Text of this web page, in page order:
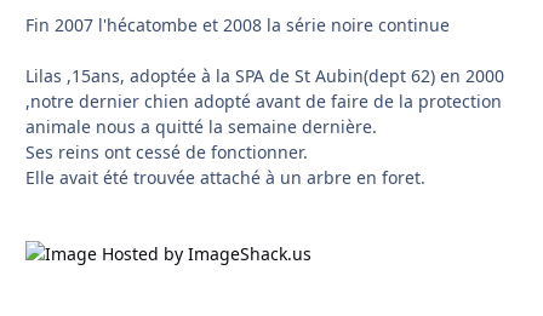
Fin 2007 l'hécatombe et 2008 la série noire continue
Lilas ,15ans, adoptée à la SPA de St Aubin(dept 62) en 2000
,notre dernier chien adopté avant de faire de la protection
animale nous a quitté la semaine dernière.
Ses reins ont cessé de fonctionner.
Elle avait été trouvée attaché à un arbre en foret.